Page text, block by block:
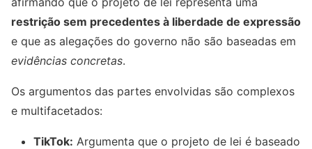
restrição sem precedentes à liberdade de expressão
e que as alegações do governo não são baseadas em
evidências concretas.
Os argumentos das partes envolvidas são complexos
e multifacetados:
TikTok: Argumenta que o projeto de lei é baseado